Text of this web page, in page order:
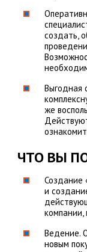
создать,
Выгодная
же
ЧТО ВЫ
Создание
и
компании,
Ведение.
новым